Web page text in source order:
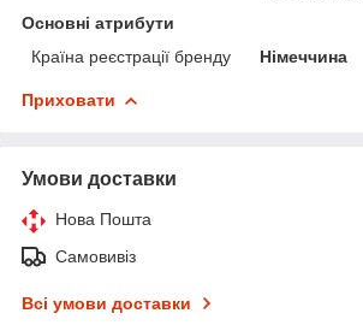
Основні атрибути
Країна реєстрації бренду
Німеччина
Приховати
Умови доставки
Нова Пошта
Самовивіз
Всі умови доставки